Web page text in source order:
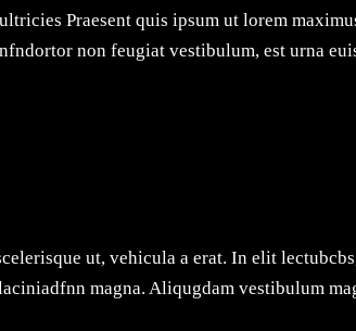
Praesent quis ipsum ut lorem
non feugiat vestibulum, est urna
ut, vehicula a erat. In elit
magna. Aliqugdam vestibulum